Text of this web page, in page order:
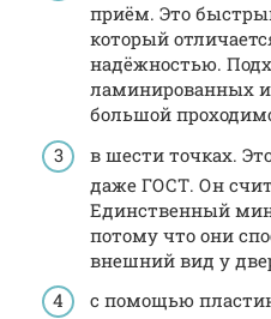
приём. Это
который
надёжностью.
ламинированных и
большой
в шести точках.
даже ГОСТ. Он
Единственный
потому что они
внешний вид у
с помощью